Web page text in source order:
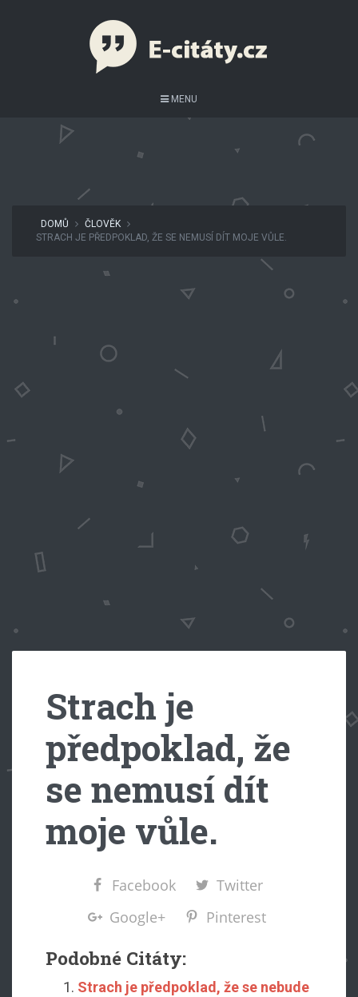
MENU
DOMŮ
ČLOVĚK
STRACH JE PŘEDPOKLAD, ŽE SE NEMUSÍ DÍT MOJE VŮLE.
Strach je
předpoklad, že
se nemusí dít
moje vůle.
Facebook
Twitter
Google+
Pinterest
Podobné Citáty:
Strach je předpoklad, že se nebude